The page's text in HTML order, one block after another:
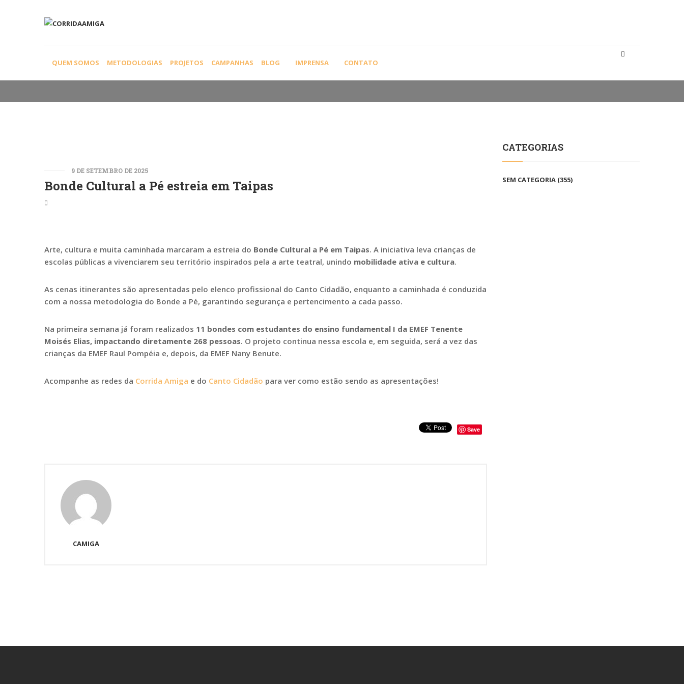
QUEM SOMOS METODOLOGIAS PROJETOS CAMPANHAS BLOG IMPRENSA CONTATO
BONDE CULTURAL A PÉ ESTREIA EM TAIPAS
9 DE SETEMBRO DE 2025
Bonde Cultural a Pé estreia em Taipas
Arte, cultura e muita caminhada marcaram a estreia do Bonde Cultural a Pé em Taipas. A iniciativa leva crianças de
escolas públicas a vivenciarem seu território inspirados pela a arte teatral, unindo mobilidade ativa e cultura.
As cenas itinerantes são apresentadas pelo elenco profissional do Canto Cidadão, enquanto a caminhada é conduzida
com a nossa metodologia do Bonde a Pé, garantindo segurança e pertencimento a cada passo.
Na primeira semana já foram realizados 11 bondes com estudantes do ensino fundamental I da EMEF Tenente
Moisés Elias, impactando diretamente 268 pessoas. O projeto continua nessa escola e, em seguida, será a vez das
crianças da EMEF Raul Pompéia e, depois, da EMEF Nany Benute.
Acompanhe as redes da Corrida Amiga e do Canto Cidadão para ver como estão sendo as apresentações!
Save
CAMIGA
CATEGORIAS
SEM CATEGORIA (355)